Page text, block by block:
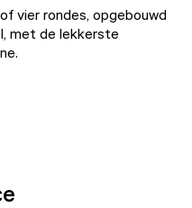
vier rondes, opgebouwd
met de lekkerste